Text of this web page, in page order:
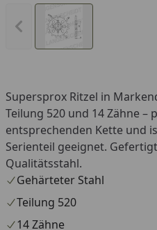
Vorheriges Bild anzeigen
Supersprox Ritzel in
Teilung 520 und 14 Zähne –
entsprechenden Kette und
Serienteil geeignet.
Qualitätsstahl.
Gehärteter Stahl
Teilung 520
14 Zähne